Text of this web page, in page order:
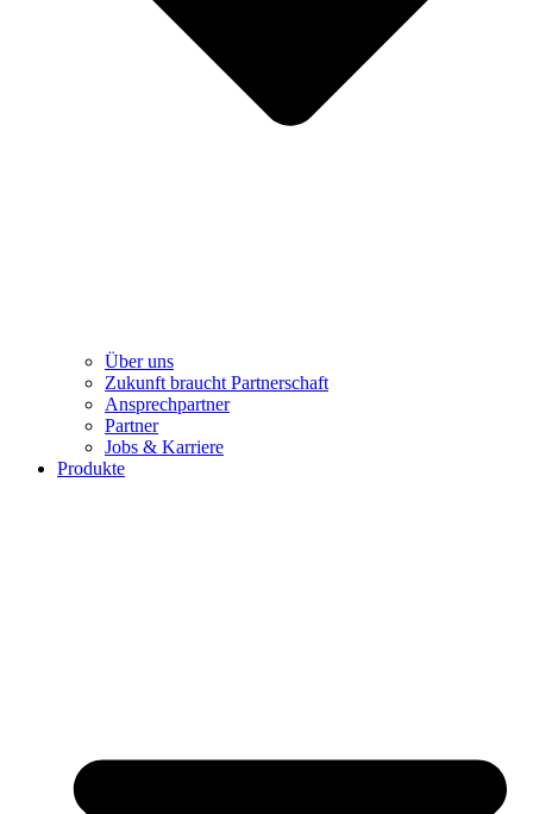
Über uns
Zukunft braucht Partnerschaft
Ansprechpartner
Partner
Jobs & Karriere
Produkte